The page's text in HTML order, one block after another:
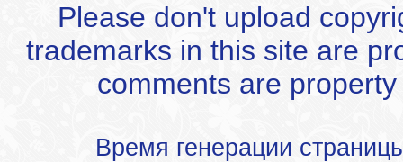
Please don't upload
trademarks in this site are
comments are
Время генерации